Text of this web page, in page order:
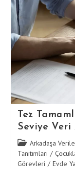
Tez
Seviye
Post
category:
Arkadaşa
Tanıtımları /
Görevleri / Evde